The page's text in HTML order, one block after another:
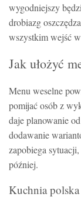
wygodniejszy
drobiazg
wszystkim wejść
Jak ułożyć
Menu weselne
pomijać osób z
daje planowanie
dodawanie
zapobiega
później.
Kuchnia